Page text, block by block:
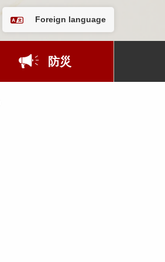
Foreign language
防災